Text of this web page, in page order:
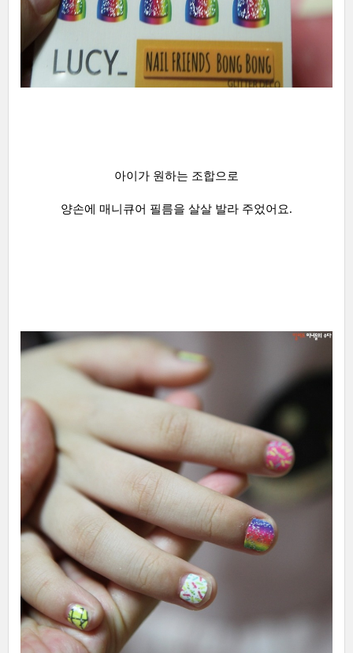
아이가 원하는 조합으로
양손에 매니큐어 필름을 살살 발라 주었어요.